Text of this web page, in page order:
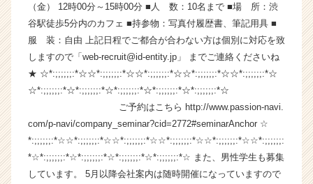
ャ
ー・
成
長
業
か
ら
ス
カ
ウ
ト
（金） 12時00分～15時00分 ■人 数：10名まで ■場 所：渋
谷駅徒歩5分内のカフェ ■持参物：写真付履歴書、筆記用具 ■
服 装：自由 上記日程でご都合が合わない方は個別に対応を致
しますので「web-recruit@id-entity.jp」 までご連絡くださいね
★ ☆*:;;;;;;:*☆☆*:;;;;;;:*☆☆*:;;;;;;:*☆☆*:;;;;;;:*☆☆*:;;;;;;:*☆
☆*:;;;;;;:*☆*:;;;;;;:*☆*:;;;;;;:*☆*:;;;;;;:*☆*:;;;;;;:*☆
ご予約はこちら http://www.passion-navi.
com/p-navi/company_seminar?cid=2772#seminarAnchor ☆
*:;;;;;;:*☆☆*:;;;;;;:*☆☆*:;;;;;;:*☆☆*:;;;;;;:*☆☆*:;;;;;;:*☆☆*:;;;;;;:
*☆*:;;;;;;:*☆*:;;;;;;:*☆*:;;;;;;:*☆*:;;;;;;:*☆ また、男性学生も募集
しています。 5月以降会社案内は随時開催になっていますので